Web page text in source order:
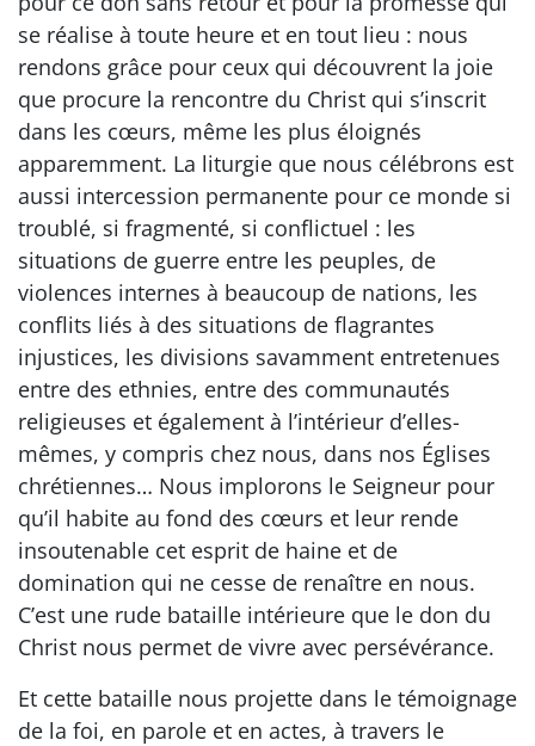
se réalise à toute heure et en tout lieu : nous
rendons grâce pour ceux qui découvrent la joie
que procure la rencontre du Christ qui s’inscrit
dans les cœurs, même les plus éloignés
apparemment. La liturgie que nous célébrons est
aussi intercession permanente pour ce monde si
troublé, si fragmenté, si conflictuel : les
situations de guerre entre les peuples, de
violences internes à beaucoup de nations, les
conflits liés à des situations de flagrantes
injustices, les divisions savamment entretenues
entre des ethnies, entre des communautés
religieuses et également à l’intérieur d’elles-
mêmes, y compris chez nous, dans nos Églises
chrétiennes… Nous implorons le Seigneur pour
qu’il habite au fond des cœurs et leur rende
insoutenable cet esprit de haine et de
domination qui ne cesse de renaître en nous.
C’est une rude bataille intérieure que le don du
Christ nous permet de vivre avec persévérance.
Et cette bataille nous projette dans le témoignage
de la foi, en parole et en actes, à travers le